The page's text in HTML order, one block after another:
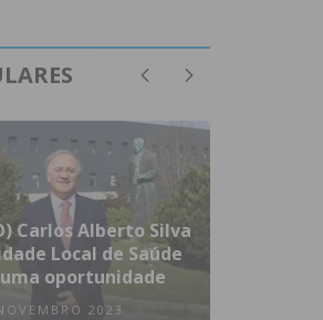
Carlos Alberto Silva
Local de Saúde
oportunidade
2023